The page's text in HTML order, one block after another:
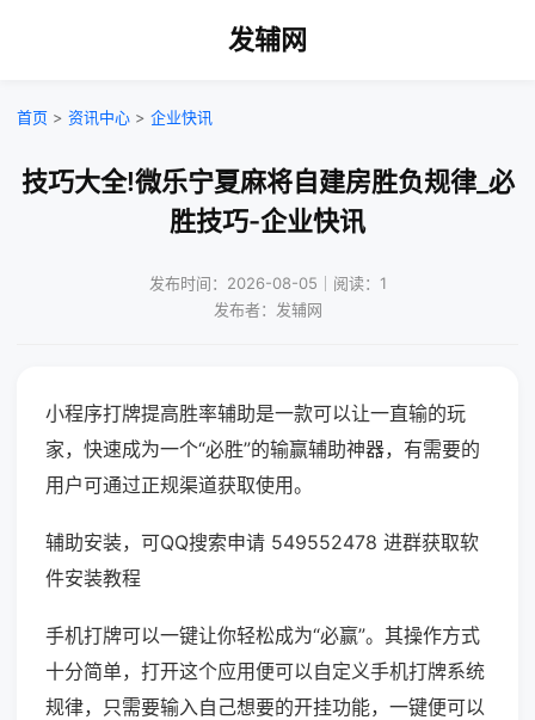
发辅网
首页 > 资讯中心 > 企业快讯
技巧大全!微乐宁夏麻将自建房胜负规律_必
胜技巧-企业快讯
发布时间：2026-08-05｜阅读：1
发布者：发辅网
小程序打牌提高胜率辅助是一款可以让一直输的玩
家，快速成为一个“必胜”的输赢辅助神器，有需要的
用户可通过正规渠道获取使用。
辅助安装，可QQ搜索申请 549552478 进群获取软
件安装教程
手机打牌可以一键让你轻松成为“必赢”。其操作方式
十分简单，打开这个应用便可以自定义手机打牌系统
规律，只需要输入自己想要的开挂功能，一键便可以